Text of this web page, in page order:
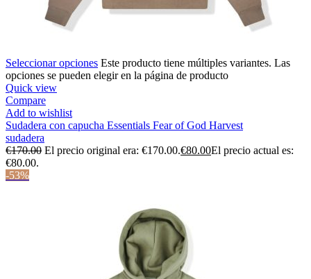
Seleccionar opciones Este producto tiene múltiples variantes. Las
opciones se pueden elegir en la página de producto
Quick view
Compare
Add to wishlist
Sudadera con capucha Essentials Fear of God Harvest
sudadera
€170.00 El precio original era: €170.00.€80.00El precio actual es:
€80.00.
-53%